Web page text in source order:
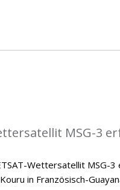
MSG-3
Wettersatellit MSG-
in Französisch-